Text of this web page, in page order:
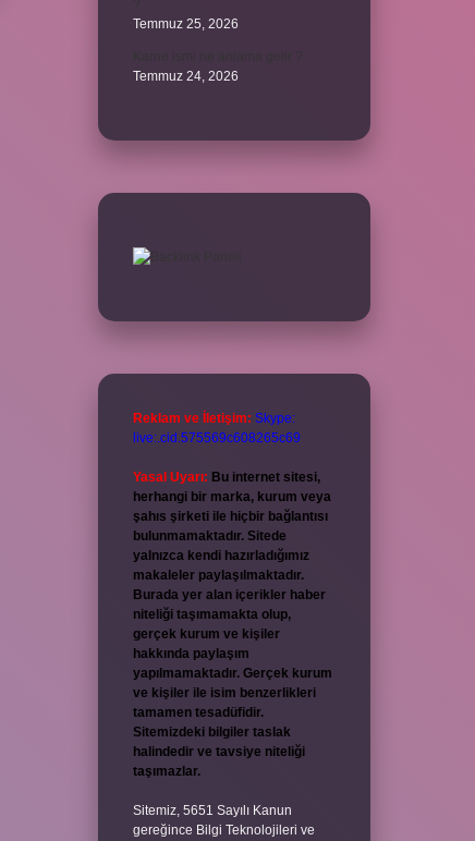
Temmuz 25, 2026
Temmuz 24, 2026
Reklam ve İletişim: Skype:
live:.cid.575569c608265c69
Yasal Uyarı: Bu internet sitesi,
herhangi bir marka, kurum veya
şahıs şirketi ile hiçbir bağlantısı
bulunmamaktadır. Sitede
yalnızca kendi hazırladığımız
makaleler paylaşılmaktadır.
Burada yer alan içerikler haber
niteliği taşımamakta olup,
gerçek kurum ve kişiler
hakkında paylaşım
yapılmamaktadır. Gerçek kurum
ve kişiler ile isim benzerlikleri
tamamen tesadüfidir.
Sitemizdeki bilgiler taslak
halindedir ve tavsiye niteliği
taşımazlar.
Sitemiz, 5651 Sayılı Kanun
gereğince Bilgi Teknolojileri ve